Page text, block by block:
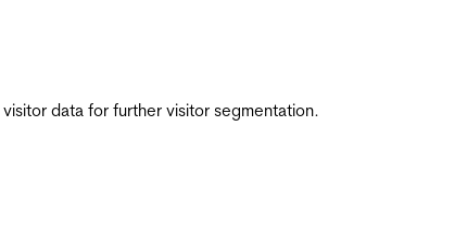
data for further visitor segmentation.